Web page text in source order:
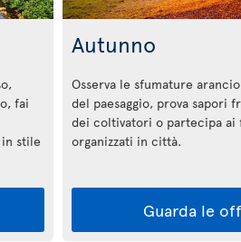
fai
stile
Autunno
Osserva le sfumature
del paesaggio, prova sapori
dei coltivatori o partecipa ai
organizzati in città.
Guarda le